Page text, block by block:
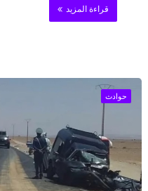
قراءة المزيد
حوادث